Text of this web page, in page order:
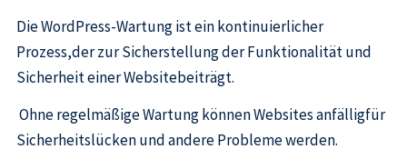
Die WordPress-Wartung ist ein kontinuierlicher
Prozess,der zur Sicherstellung der Funktionalität und
Sicherheit einer Websitebeiträgt.
Ohne regelmäßige Wartung können Websites anfälligfür
Sicherheitslücken und andere Probleme werden.